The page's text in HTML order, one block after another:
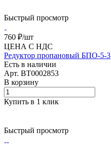
Быстрый просмотр
760 ₽/шт
ЦЕНА С НДС
Редуктор пропановый БПО-5-3
Есть в наличии
Арт. BT0002853
В корзину
Купить в 1 клик
Быстрый просмотр